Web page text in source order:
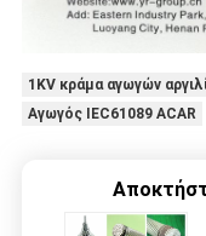
1KV κράμα αγωγών
Αγωγός IEC61089 ACAR